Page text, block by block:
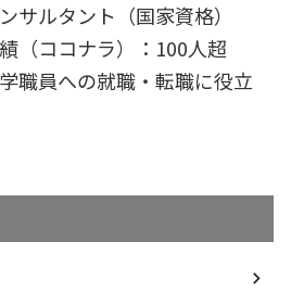
サルタント（国家資格）
（ココナラ）：100人超
職員への就職・転職に役立